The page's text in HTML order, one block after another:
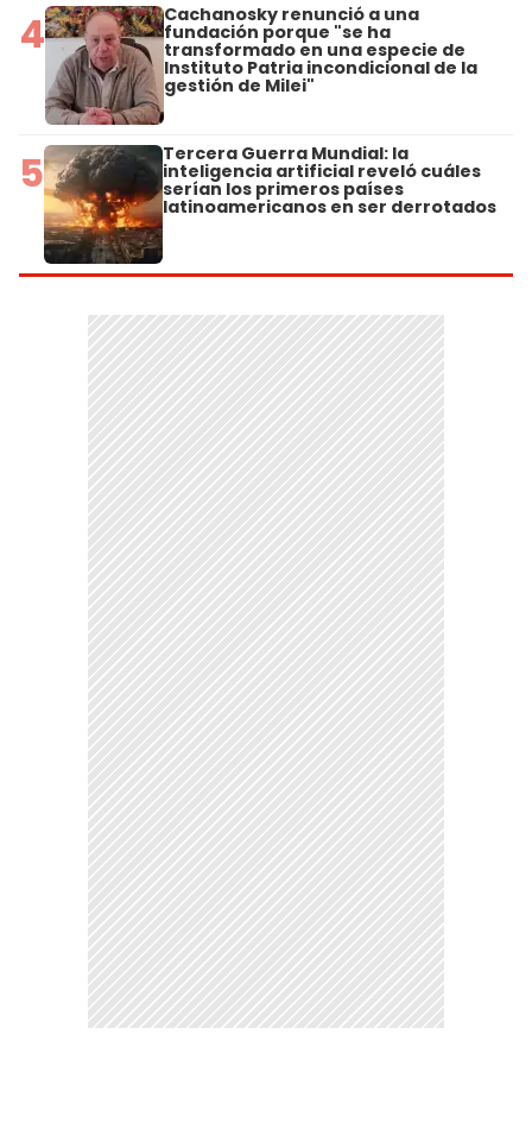
4 Cachanosky renunció a una
fundación porque "se ha
transformado en una especie de
Instituto Patria incondicional de la
gestión de Milei"
5 Tercera Guerra Mundial: la
inteligencia artificial reveló cuáles
serían los primeros países
latinoamericanos en ser derrotados